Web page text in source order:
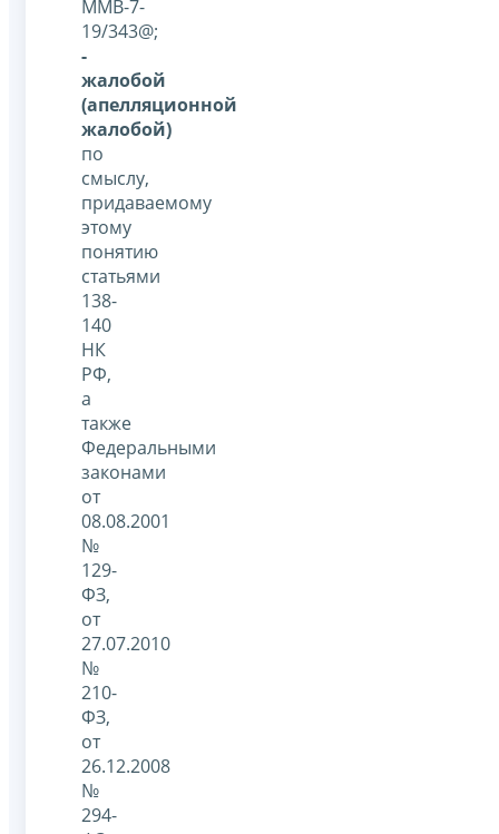
ММВ-7-
19/343@;
-
жалобой
(апелляционной
жалобой)
по
смыслу,
придаваемому
этому
понятию
статьями
138-
140
НК
РФ,
а
также
Федеральными
законами
от
08.08.2001
№
129-
ФЗ,
от
27.07.2010
№
210-
ФЗ,
от
26.12.2008
№
294-